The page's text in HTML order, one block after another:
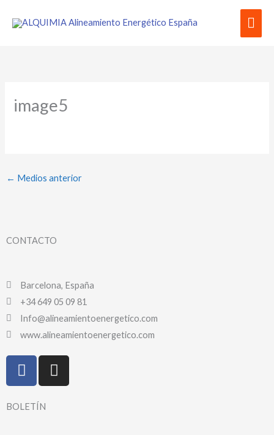
image5
← Medios anterior
CONTACTO
Barcelona, España
+34 649 05 09 81
Info@alineamientoenergetico.com
www.alineamientoenergetico.com
F
a
e
I
n
BOLETÍN